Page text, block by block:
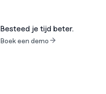
Besteed je tijd beter.
Boek een demo